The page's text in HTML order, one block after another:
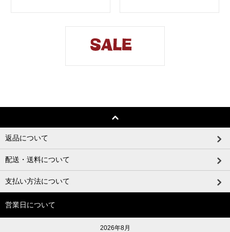
返品について
配送・送料について
支払い方法について
営業日について
2026年8月